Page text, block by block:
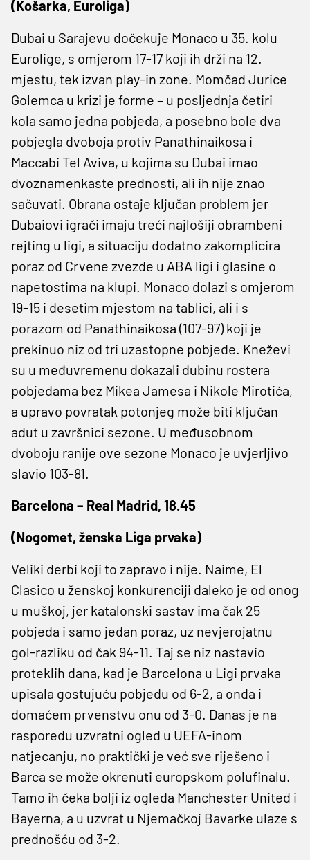
(Košarka, Euroliga)
Dubai u Sarajevu dočekuje Monaco u 35. kolu
Eurolige, s omjerom 17-17 koji ih drži na 12.
mjestu, tek izvan play-in zone. Momčad Jurice
Golemca u krizi je forme – u posljednja četiri
kola samo jedna pobjeda, a posebno bole dva
pobjegla dvoboja protiv Panathinaikosa i
Maccabi Tel Aviva, u kojima su Dubai imao
dvoznamenkaste prednosti, ali ih nije znao
sačuvati. Obrana ostaje ključan problem jer
Dubaiovi igrači imaju treći najlošiji obrambeni
rejting u ligi, a situaciju dodatno zakomplicira
poraz od Crvene zvezde u ABA ligi i glasine o
napetostima na klupi. Monaco dolazi s omjerom
19-15 i desetim mjestom na tablici, ali i s
porazom od Panathinaikosa (107-97) koji je
prekinuo niz od tri uzastopne pobjede. Kneževi
su u međuvremenu dokazali dubinu rostera
pobjedama bez Mikea Jamesa i Nikole Mirotića,
a upravo povratak potonjeg može biti ključan
adut u završnici sezone. U međusobnom
dvoboju ranije ove sezone Monaco je uvjerljivo
slavio 103-81.
Barcelona – Real Madrid, 18.45
(Nogomet, ženska Liga prvaka)
Veliki derbi koji to zapravo i nije. Naime, El
Clasico u ženskoj konkurenciji daleko je od onog
u muškoj, jer katalonski sastav ima čak 25
pobjeda i samo jedan poraz, uz nevjerojatnu
gol-razliku od čak 94-11. Taj se niz nastavio
proteklih dana, kad je Barcelona u Ligi prvaka
upisala gostujuću pobjedu od 6-2, a onda i
domaćem prvenstvu onu od 3-0. Danas je na
rasporedu uzvratni ogled u UEFA-inom
natjecanju, no praktički je već sve riješeno i
Barca se može okrenuti europskom polufinalu.
Tamo ih čeka bolji iz ogleda Manchester United i
Bayerna, a u uzvrat u Njemačkoj Bavarke ulaze s
prednošću od 3-2.